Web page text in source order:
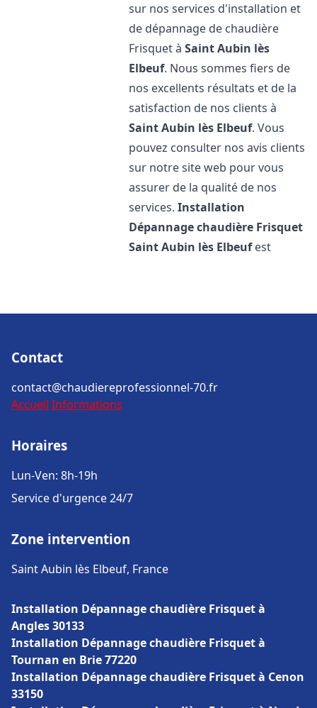
sur nos services d'installation et
de dépannage de chaudière
Frisquet àSaint Aubin lès
Elbeuf. Nous sommes fiers de
nos excellents résultats et de la
satisfaction de nos clients à
Saint Aubin lès Elbeuf. Vous
pouvez consulter nos avis clients
sur notre site web pour vous
assurer de la qualité de nos
services.Installation
Dépannage chaudière Frisquet
Saint Aubin lès Elbeufest
Contact
contact@chaudiereprofessionnel-70.fr
Accueil Informations
Horaires
Lun-Ven: 8h-19h
Service d'urgence 24/7
Zone intervention
Saint Aubin lès Elbeuf, France
Installation Dépannage chaudière Frisquet à
Angles 30133
Installation Dépannage chaudière Frisquet à
Tournan en Brie 77220
Installation Dépannage chaudière Frisquet à Cenon
33150